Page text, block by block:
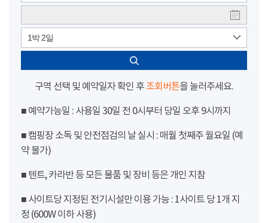
1박 2일
구역 선택 및 예약일자 확인 후 조회버튼을 눌러주세요.
■ 예약가능일 : 사용일 30일 전 0시부터 당일 오후 9시까지
■ 캠핑장 소독 및 안전점검의 날 실시 : 매월 첫째주 월요일 (예
약 불가)
■ 텐트, 카라반 등 모든 물품 및 장비 등은 개인 지참
■ 사이트당 지정된 전기시설만 이용 가능 : 1사이트 당 1개 지
정 (600W 이하 사용)